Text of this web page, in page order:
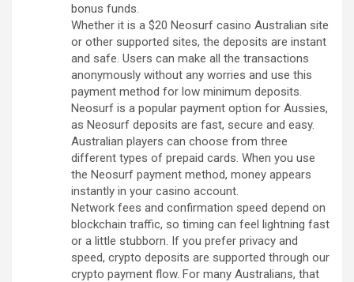
bonus funds.
Whether it is a $20 Neosurf casino Australian site
or other supported sites, the deposits are instant
and safe. Users can make all the transactions
anonymously without any worries and use this
payment method for low minimum deposits.
Neosurf is a popular payment option for Aussies,
as Neosurf deposits are fast, secure and easy.
Australian players can choose from three
different types of prepaid cards. When you use
the Neosurf payment method, money appears
instantly in your casino account.
Network fees and confirmation speed depend on
blockchain traffic, so timing can feel lightning fast
or a little stubborn. If you prefer privacy and
speed, crypto deposits are supported through our
crypto payment flow. For many Australians, that